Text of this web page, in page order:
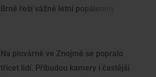
Brně řeší vážné letní popáleniny
Na plovárně ve Znojmě se popralo
třicet lidí. Přibudou kamery i častější